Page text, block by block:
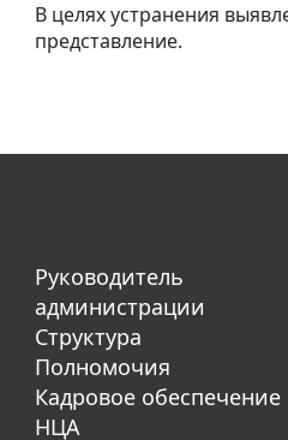
В целях устранения
представление.
Руководитель
администрации
Структура
Полномочия
Кадровое обеспечение
НЦА